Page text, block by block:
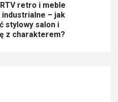
retro i meble
– jak
stylowy salon i
z charakterem?